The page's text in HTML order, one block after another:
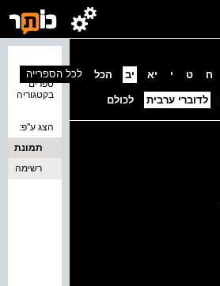
ח ט י יא יב הכל
לדוברי ערבית לכולם
ספרים
בקטגוריה
לכל הספרייה
הצג ע''פ:
תמונת
כריכה
רשימה